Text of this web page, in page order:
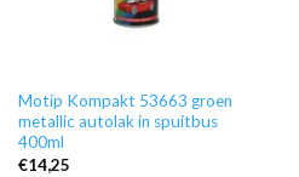
Motip Kompakt 53663 groen
metallic autolak in spuitbus
400ml
€14,25